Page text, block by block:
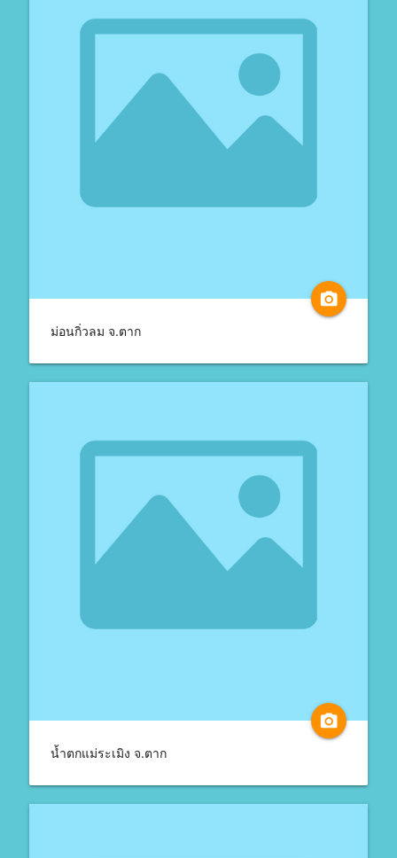
camera_alt
ม่อนกิ่วลม จ.ตาก
camera_alt
น้ำตกแม่ระเมิง จ.ตาก